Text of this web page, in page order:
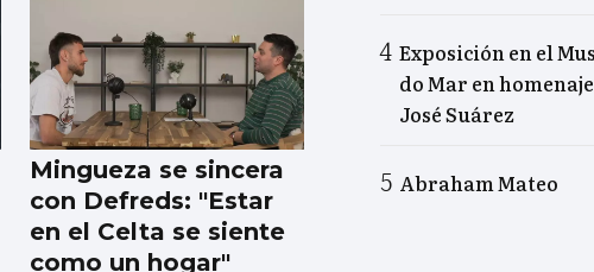
Mingueza se sincera
con Defreds: "Estar
en el Celta se siente
como un hogar"
Exposición en el
do Mar en
José Suárez
Abraham Mateo